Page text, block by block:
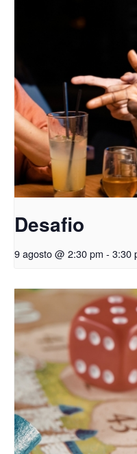
Desafio
9 agosto @ 2:30 pm - 3:30